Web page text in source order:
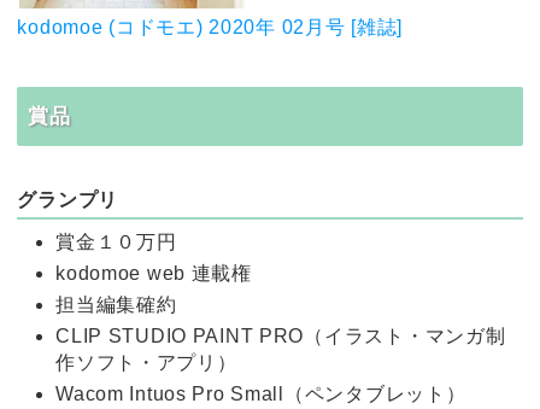
kodomoe (コドモエ) 2020年 02月号 [雑誌]
賞品
グランプリ
賞金１０万円
kodomoe web 連載権
担当編集確約
CLIP STUDIO PAINT PRO（イラスト・マンガ制
作ソフト・アプリ）
Wacom Intuos Pro Small（ペンタブレット）